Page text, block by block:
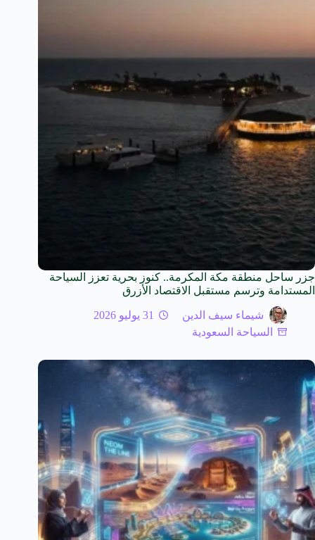
جزر ساحل منطقة مكة المكرمة.. كنوز بحرية تعزز السياحة
المستدامة وترسم مستقبل الاقتصاد الأزرق
شيماء سيف الدين
31 يوليو 2026
السياحة السعودية